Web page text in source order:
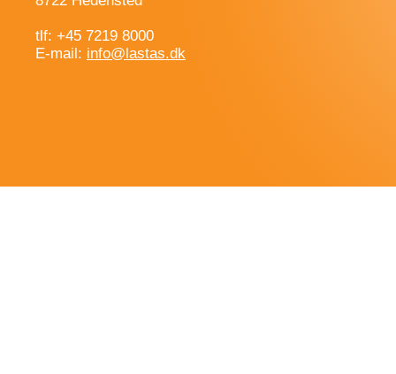
tlf: +45 7219 8000
E-mail: info@lastas.dk